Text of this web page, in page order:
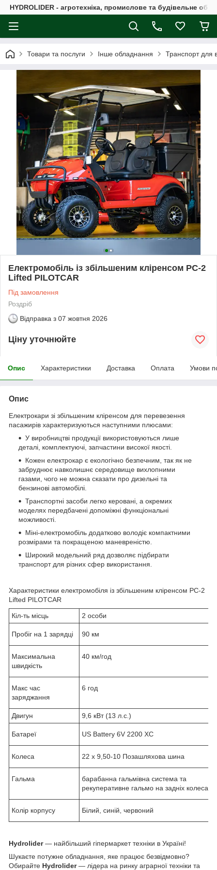
HYDROLIDER - агротехніка, промислове та будівельне
Товари та послуги Інше обладнання Транспорт для
Електромобіль із збільшеним кліренсом PC-2
Lifted PILOTCAR
Під замовлення
Роздріб
Відправка з 07 жовтня 2026
Ціну уточнюйте
Опис Характеристики Доставка Оплата Умови
Опис
Електрокари зі збільшеним кліренсом для перевезення
пасажирів характеризуються наступними плюсами:
У виробництві продукції використовуються лише
деталі, комплектуючі, запчастини високої якості.
Кожен електрокар є екологічно безпечним, так як не
забруднює навколишнє середовище вихлопними
газами, чого не можна сказати про дизельні та
бензинові автомобілі.
Транспортні засоби легко керовані, а окремих
моделях передбачені допоміжні функціональні
можливості.
Міні-електромобіль додатково володіє компактними
розмірами та покращеною маневреністю.
Широкий модельний ряд дозволяє підбирати
транспорт для різних сфер використання.
Характеристики електромобіля із збільшеним кліренсом PC-2
Lifted PILOTCAR
Кіл-ть місць 2 особи
Пробіг на 1 зарядці 90 км
Максимальна
швидкість
40 км/год
Макс час
заряджання
6 год
Двигун 9,6 кВт (13 л.с.)
Батареї US Battery 6V 2200 XC
Колеса 22 x 9,50-10 Позашляхова шина
Гальма
барабанна гальмівна система та
рекуперативне гальмо на задніх колесах
Колір корпусу Білий, синій, червоний
Hydrolider— найбільший гіпермаркет техніки в Україні!
Шукаєте потужне обладнання, яке працює безвідмовно?
Обирайте Hydrolider— лідера на ринку аграрної техніки та